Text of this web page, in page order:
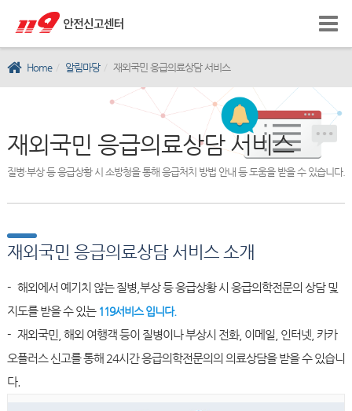
Home 알림마당 재외국민 응급의료상담 서비스
재외국민 응급의료상담 서비스
질병·부상 등 응급상황 시 소방청을 통해 응급처치 방법 안내 등 도움을 받을 수 있습니다.
재외국민 응급의료상담 서비스 소개
- 해외에서 예기치 않는 질병,부상 등 응급상황 시 응급의학전문의 상담 및
지도를 받을 수 있는 119서비스 입니다.
- 재외국민, 해외 여행객 등이 질병이나 부상시 전화, 이메일, 인터넷, 카카
오플러스 신고를 통해 24시간 응급의학전문의의 의료상담을 받을 수 있습니
다.